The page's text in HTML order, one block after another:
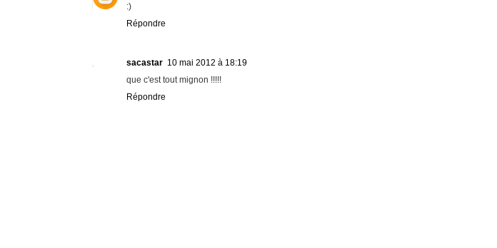
:)
Répondre
sacastar 10 mai 2012 à 18:19
que c'est tout mignon !!!!!
Répondre